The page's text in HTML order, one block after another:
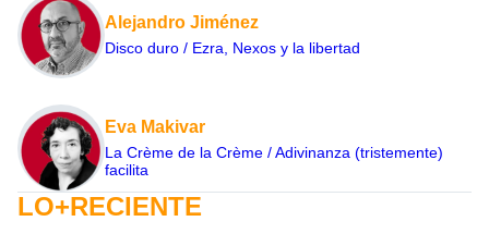
Alejandro Jiménez
Disco duro / Ezra, Nexos y la libertad
Eva Makivar
La Crème de la Crème / Adivinanza (tristemente)
facilita
LO+RECIENTE